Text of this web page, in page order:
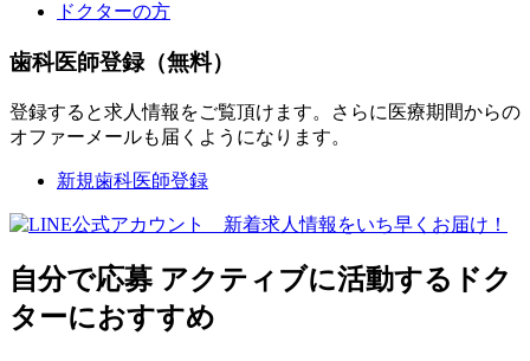
ドクターの方
歯科医師登録（無料）
登録すると求人情報をご覧頂けます。さらに医療期間からの
オファーメールも届くようになります。
新規歯科医師登録
自分で応募 アクティブに活動するドク
ターにおすすめ